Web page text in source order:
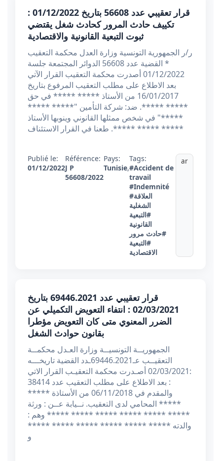
قرار تعقيبي عدد 56608 بتاريخ 01/12/2022 :
تكييف حادث المرور كحادث شغل يقتضي
ثبوت التبعية القانونية والاقتصادية
ر/ر الجمهورية التونسية وزارة العدل محكمة التعقيب
* القضية عدد 56608 الدوائر المجتمعة جلسة
01/12/2022 أصدرت محكمة التعقيب القرار الآتي
بعد الاطلاع على مطلب التعقيب المرفوع بتاريخ
16/01/2017 من الأستاذ ***** ***** في حق
***** *****. ضد: شركة التأمين "***** *****
*****" في شخص ممثلها القانوني وينوبها الأستاذ
***** ***** *****. طعنا في القرار الاستئناف
Publié le:
01/12/2022
Référence:
J P
56608/2022
Pays:
Tunisie,
Tags:
#Accident de
travail
#Indemnité
#العلاقة
الشغلية
#التبعية
القانونية
#حادث مرور
#التبعية
الاقتصادية
ar
قرار تعقيبي عدد 69446.2021 بتاريخ
02/03/2021 : انتفاء التعويض التكميلي عن
الضرر المعنوي متى كان التعويض مؤطرا
بقانون حوادث الشغل
الجمهوريــة التونسيــة وزارة العـدل محكمــة
التعقيــب عـ69446.2021ـدد القضية تاريخـــه
:02/03/2021 أصـدرت محكمة التعقيـب القرار الاتي
: بعد الاطلاع على مطلب التعقيب عدد 38414
والمقدم في 06/11/2018 من الأستاذة *****
***** المحامي لدى التعقيب. نــيابة عــن : ورثة
***** ***** ***** ***** ***** ***** وهم :
والدته ***** ***** ***** ***** ***** *****
و